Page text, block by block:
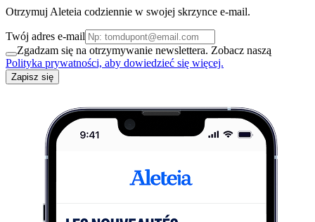
Otrzymuj Aleteia codziennie w swojej skrzynce e-mail.
Twój adres e-mail
Zgadzam się na otrzymywanie newslettera. Zobacz naszą
Polityka prywatności, aby dowiedzieć się więcej.
Zapisz się